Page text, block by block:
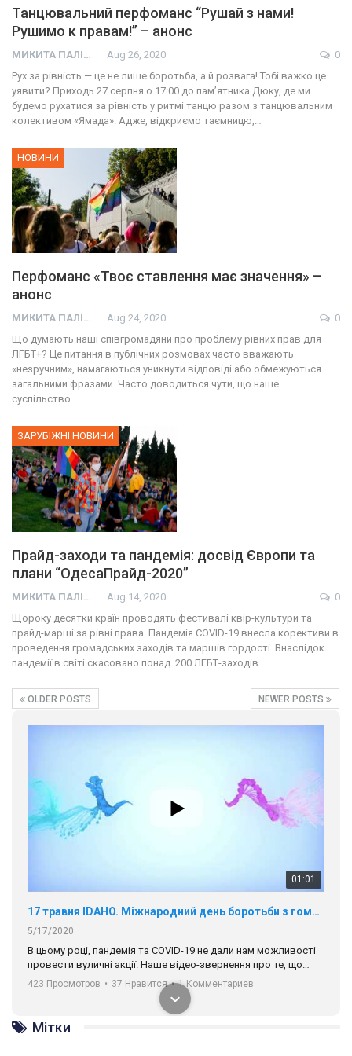
Танцювальний перфоманс “Рушай з нами!
Рушимо к правам!” – анонс
МИКИТА ПАЛІЙ Aug 26, 2020
0
Рух за рівність — це не лише боротьба, а й розвага! Тобі важко це
уявити? Приходь 27 серпня о 17:00 до пам’ятника Дюку, де ми
будемо рухатися за рівність у ритмі танцю разом з танцювальним
колективом «Ямада». Адже, відкриємо таємницю,…
НОВИНИ
Перфоманс «Твоє ставлення має значення» –
анонс
МИКИТА ПАЛІЙ Aug 24, 2020
0
Що думають наші співгромадяни про проблему рівних прав для
ЛГБТ+? Це питання в публічних розмовах часто вважають
«незручним», намагаються уникнути відповіді або обмежуються
загальними фразами. Часто доводиться чути, що наше
суспільство…
ЗАРУБІЖНІ НОВИНИ
Прайд-заходи та пандемія: досвід Європи та
плани “ОдесаПрайд-2020”
МИКИТА ПАЛІЙ Aug 14, 2020
0
Щороку десятки країн проводять фестивалі квір-культури та
прайд-марші за рівні права. Пандемія COVID-19 внесла корективи в
проведення громадських заходів та маршів гордості. Внаслідок
пандемії в світі скасовано понад 200 ЛГБТ-заходів.…
OLDER POSTS NEWER POSTS
01:01
17 травня IDAHO. Міжнародний день боротьби з гомофобією трансфобією і біфобія.
5/17/2020
В цьому році, пандемія та COVІD-19 не дали нам можливості
провести вуличні акції. Наше відео-звернення про те, що
навіть коли ми у різних містах та не можемо зустрінеться, ми
разом. Ми закликаємо всіх хто поділяє цінності рівності та
солідарності, приєднатися до нас. Регіональні підрозділи
ГАУ є в 16 областях України.
Разом наш голос лунає гучніше!
423 Просмотров • 37 Нравится • 1 Комментариев
Мітки